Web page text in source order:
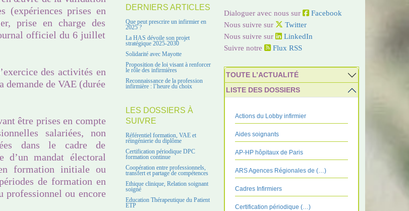
(expériences prises en
prise en charge des
officiel du 6 juillet
des activités en
demande de VAE (durée
être prises en compte
salariées, non
dans le cadre de
d’un mandat électoral
formation initiale ou
de formation en
ou encore
DERNIERS ARTICLES
Que peut prescrire un infirmier en
2025 ?
La HAS dévoile son projet
stratégique 2025-2030
Solidarité avec Mayotte
Proposition de loi visant à renforcer
le rôle des infirmières
Reconnaissance de la profession
infirmière : l’heure du choix
LES DOSSIERS À
SUIVRE
Référentiel formation, VAE et
réingénierie du diplôme
Certification périodique DPC
formation continue
Coopération entre professionnels,
transfert et partage de compétences
Ethique clinique, Relation soignant
soigné
Education Thérapeutique du Patient
ETP
Dialoguer avec nous sur
Facebook
Nous suivre sur
Twitter
Nous suivre sur
LinkedIn
Suivre notre
Flux RSS
TOUTE L’ACTUALITÉ
LISTE DES DOSSIERS
Actions du Lobby infirmier
Aides soignants
AP-HP hôpitaux de Paris
ARS Agences Régionales de (…)
Cadres Infirmiers
Certification périodique (…)